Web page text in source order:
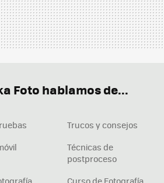
Foto hablamos de...
Trucos y consejos
Técnicas de
postproceso
Curso de Fotografía